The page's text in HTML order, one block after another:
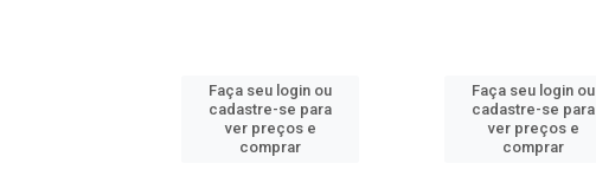
Faça seu login ou
cadastre-se para
ver preços e
comprar
Faça seu login ou
cadastre-se para
ver preços e
comprar